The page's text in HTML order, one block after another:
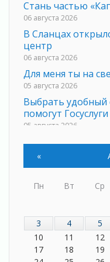
Стань частью
06 августа 2026
В Сланцах
центр
06 августа 2026
Для меня ты на
05 августа 2026
Выбрать удобный
помогут Госуслуги
05 августа 2026
Планируйте свой
05 августа 2026
Мода вне
05 августа 2026
Добровольцы
05 августа 2026
С заботой о
«
Пн Вт Ср
3
4 5
10
11 12
17
18 19